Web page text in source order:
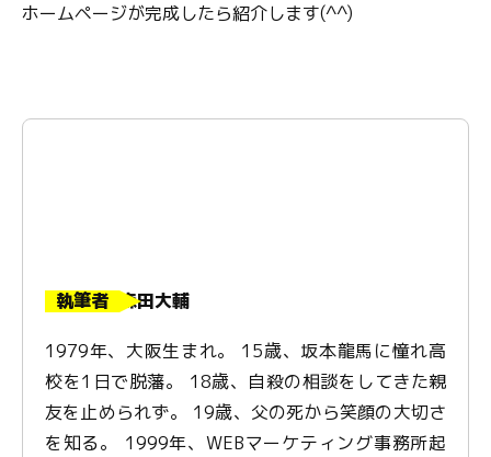
ホームページが完成したら紹介します(^^)
執筆者 森田大輔
1979年、大阪生まれ。 15歳、坂本龍馬に憧れ高
校を1日で脱藩。 18歳、自殺の相談をしてきた親
友を止められず。 19歳、父の死から笑顔の大切さ
を知る。 1999年、WEBマーケティング事務所起